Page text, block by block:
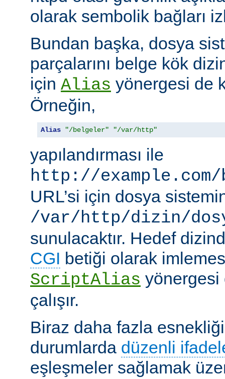
olarak sembolik bağları
Bundan başka, dosya
parçalarını belge kök
için Alias yönergesi de
Örneğin,
Alias "/belgeler" "/var/http"
yapılandırması ile
http://
URL’si için dosya
/var/http/dizin/
sunulacaktır. Hedef
CGI betiği olarak
ScriptAlias yönergesi
çalışır.
Biraz daha fazla
durumlarda düzenli
eşleşmeler sağlamak